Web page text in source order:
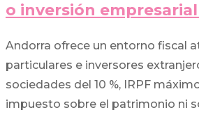
o inversión
Andorra ofrece un entorno fiscal
particulares e inversores
sociedades del 10 %, IRPF
impuesto sobre el patrimonio ni